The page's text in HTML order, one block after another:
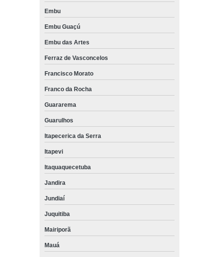
Embu
Embu Guaçú
Embu das Artes
Ferraz de Vasconcelos
Francisco Morato
Franco da Rocha
Guararema
Guarulhos
Itapecerica da Serra
Itapevi
Itaquaquecetuba
Jandira
Jundiaí
Juquitiba
Mairiporã
Mauá